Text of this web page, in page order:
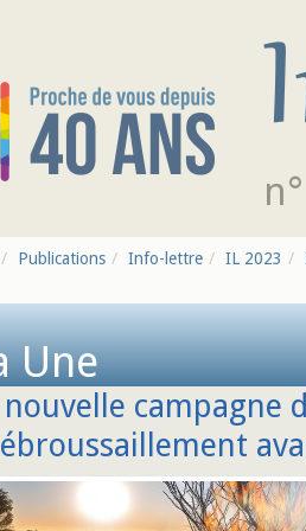
Publications Info-lettre IL 2023
Une
nouvelle campagne